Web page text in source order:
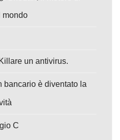
mondo
un antivirus.
bancario è diventato la
C